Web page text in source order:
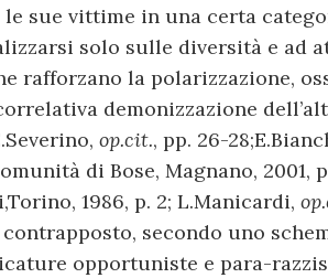
sue vittime in una certa
solo sulle diversità e ad
rafforzano la polarizzazione,
demonizzazione
op.cit., pp. 26-
di Bose, Magnano, 2001,
1986, p. 2; L.Manicardi,
contrapposto, secondo uno
opportuniste e para-